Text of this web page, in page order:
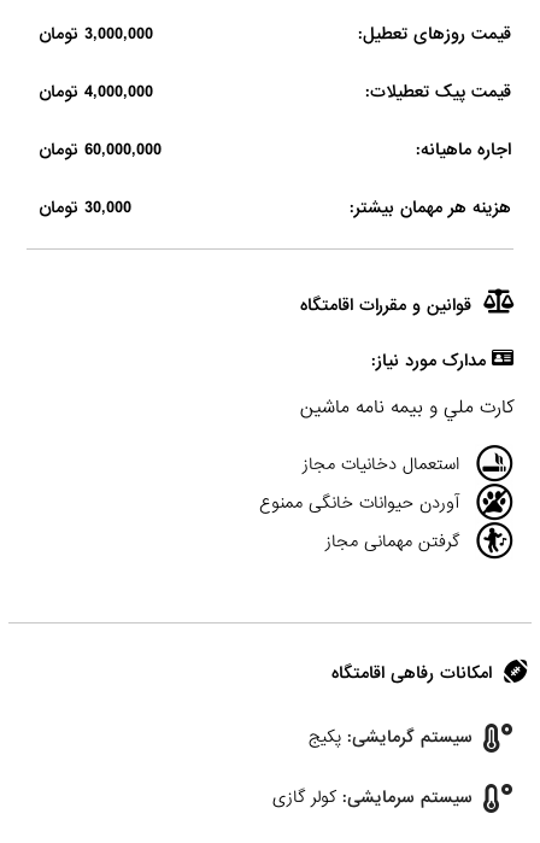
قیمت روزهای تعطیل: 3,000,000 تومان
قیمت پیک تعطیلات: 4,000,000 تومان
اجاره ماهیانه: 60,000,000 تومان
هزینه هر مهمان بیشتر: 30,000 تومان
قوانین و مقررات اقامتگاه
مدارک مورد نیاز:
كارت ملي و بيمه نامه ماشين
استعمال دخانیات مجاز
آوردن حیوانات خانگی ممنوع
گرفتن مهمانی مجاز
امکانات رفاهی اقامتگاه
سیستم گرمایشی: پکیج
سیستم سرمایشی: کولر گازی